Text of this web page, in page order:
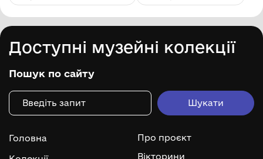
Доступні музейні колекції
Пошук по сайту
Головна
Про проєкт
Вікторини